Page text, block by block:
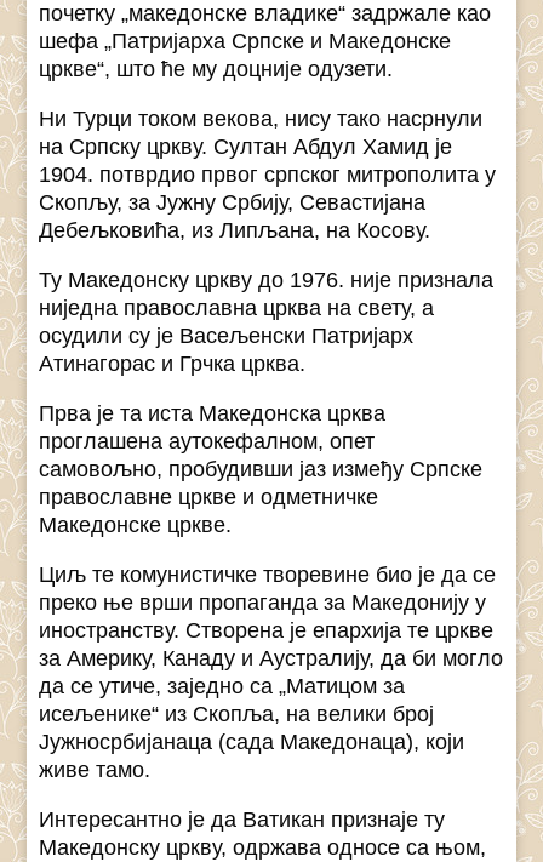
почетку „македонске владике“ задржале као
шефа „Патријарха Српске и Македонске
цркве“, што ће му доцније одузети.
Ни Турци током векова, нису тако насрнули
на Српску цркву. Султан Абдул Хамид је
1904. потврдио првог српског митрополита у
Скопљу, за Јужну Србију, Севастијана
Дебељковића, из Липљана, на Косову.
Ту Македонску цркву до 1976. није признала
ниједна православна црква на свету, а
осудили су је Васељенски Патријарх
Атинагорас и Грчка црква.
Прва је та иста Македонска црква
проглашена аутокефалном, опет
самовољно, пробудивши јаз између Српске
православне цркве и одметничке
Македонске цркве.
Циљ те комунистичке творевине био је да се
преко ње врши пропаганда за Македонију у
иностранству. Створена је епархија те цркве
за Америку, Канаду и Аустралију, да би могло
да се утиче, заједно са „Матицом за
исељенике“ из Скопља, на велики број
Јужносрбијанаца (сада Македонаца), који
живе тамо.
Интересантно је да Ватикан признаје ту
Македонску цркву, одржава односе са њом,